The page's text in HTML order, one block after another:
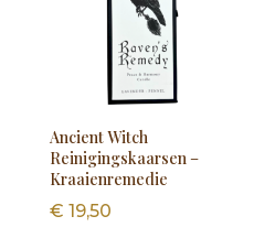
Ancient Witch
Reinigingskaarsen –
Kraaienremedie
€ 19,50